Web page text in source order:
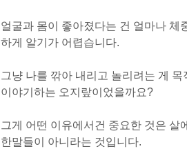
얼굴과 몸이 좋아졌다는 건 얼마나 체
하게 알기가 어렵습니다.
그냥 나를 깎아 내리고 놀리려는 게
이야기하는 오지랖이었을까요?
그게 어떤 이유에서건 중요한 것은 살
한말들이 아니라는 것입니다.